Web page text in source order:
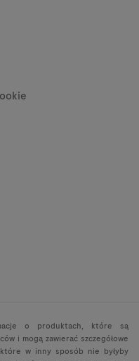
o produktach, które są
i mogą zawierać szczegółowe
w inny sposób nie byłyby